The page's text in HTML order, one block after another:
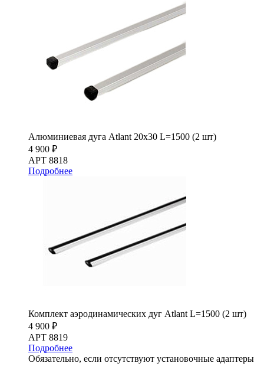
Алюминиевая дуга Atlant 20х30 L=1500 (2 шт)
4 900 ₽
АРТ 8818
Подробнее
Комплект аэродинамических дуг Atlant L=1500 (2 шт)
4 900 ₽
АРТ 8819
Подробнее
Обязательно, если отсутствуют установочные адаптеры